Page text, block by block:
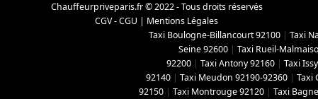
Chauffeurpriveparis.fr © 2022 - Tous droits réservés
CGV - CGU | Mentions Légales
Taxi Boulogne-Billancourt 92100 | Taxi
Seine 92600 | Taxi Rueil-
92200 | Taxi Antony 92160 | Taxi
92140 | Taxi Meudon 92190-92360 | Taxi
92150 | Taxi Montrouge 92120 | Taxi